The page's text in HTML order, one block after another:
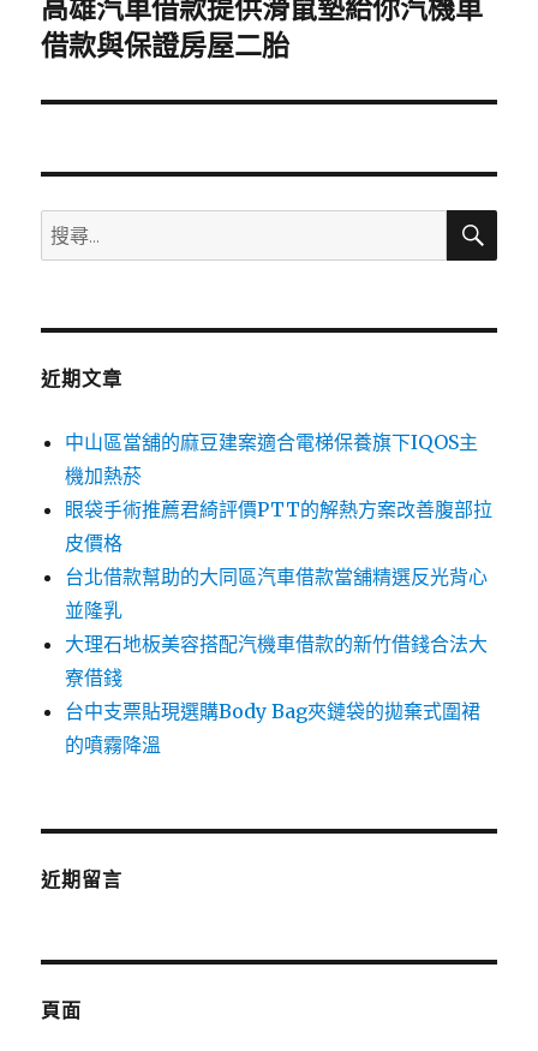
下
一
文
高雄汽車借款提供滑鼠墊給你汽機車
借款與保證房屋二胎
搜
尋
鍵
搜
近期文章
中山區當舖的麻豆建案適合電梯保養旗下IQOS主
機加熱菸
眼袋手術推薦君綺評價PTT的解熱方案改善腹部拉
皮價格
台北借款幫助的大同區汽車借款當舖精選反光背心
並隆乳
大理石地板美容搭配汽機車借款的新竹借錢合法大
寮借錢
台中支票貼現選購Body Bag夾鏈袋的拋棄式圍裙
的噴霧降溫
近期留言
頁面